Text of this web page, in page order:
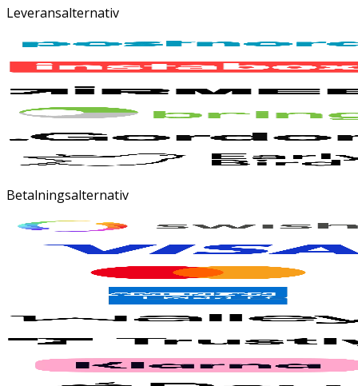
Leveransalternativ
Betalningsalternativ